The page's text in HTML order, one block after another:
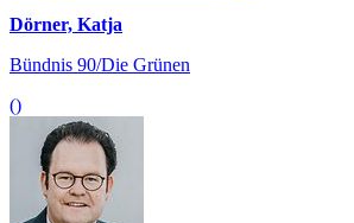
Dörner, Katja
Bündnis 90/Die Grünen
()